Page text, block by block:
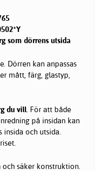
som dörrens utsida
Dörren kan anpassas
mått, färg, glastyp,
du vill. För att både
på insidan kan
och utsida.
säker konstruktion.